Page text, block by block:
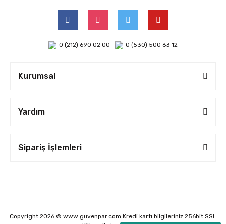
0 (212) 690 02 00 0 (530) 500 63 12
Kurumsal
Yardım
Sipariş İşlemleri
Copyright 2026 © www.guvenpar.com Kredi kartı bilgileriniz 256bit SSL